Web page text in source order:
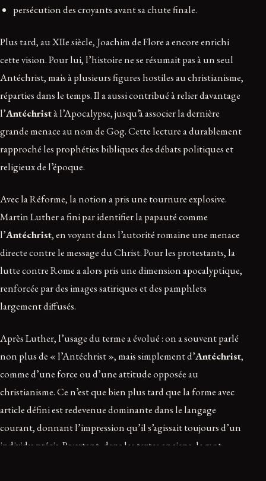
persécution des croyants avant sa chute finale.
Plus tard, au XIIe siècle, Joachim de Flore a encore enrichi
cette vision. Pour lui, l’histoire ne se résumait pas à un seul
Antéchrist, mais à plusieurs figures hostiles au christianisme,
réparties dans le temps. Il a aussi contribué à relier davantage
l’Antéchristà l’Apocalypse, jusqu’à associer la dernière
grande menace au nom de Gog. Cette lecture a durablement
rapproché les prophéties bibliques des débats politiques et
religieux de l’époque.
Avec la Réforme, la notion a pris une tournure explosive.
Martin Luther a fini par identifier la papauté comme
l’Antéchrist, en voyant dans l’autorité romaine une menace
directe contre le message du Christ. Pour les protestants, la
lutte contre Rome a alors pris une dimension apocalyptique,
renforcée par des images satiriques et des pamphlets
largement diffusés.
Après Luther, l’usage du terme a évolué : on a souvent parlé
non plus de « l’Antéchrist », mais simplement d’Antéchrist,
comme d’une force ou d’une attitude opposée au
christianisme. Ce n’est que bien plus tard que la forme avec
article défini est redevenue dominante dans le langage
courant, donnant l’impression qu’il s’agissait toujours d’un
individu précis. Pourtant, dans les textes anciens, le mot